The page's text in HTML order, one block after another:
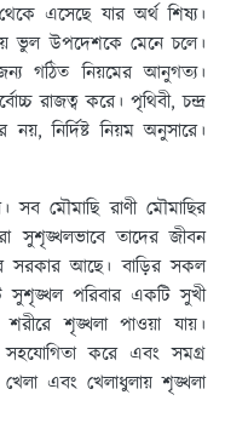
এসেছে যার অর্থ শিষ্য।
ভুল উপদেশকে মেনে চলে।
গঠিত নিয়মের আনুগত্য।
রাজত্ব করে। পৃথিবী, চন্দ্র
নির্দিষ্ট নিয়ম অনুসারে।
মৌমাছি রাণী মৌমাছির
সুশৃঙ্খলভাবে তাদের জীবন
সরকার আছে। বাড়ির সকল
সুশৃঙ্খল পরিবার একটি সুখী
শৃঙ্খলা পাওয়া যায়।
করে এবং সমগ্র
এবং খেলাধুলায় শৃঙ্খলা